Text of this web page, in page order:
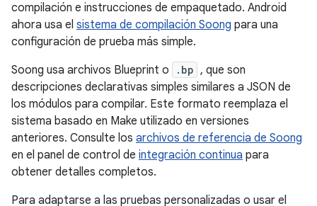
compilación e instrucciones de empaquetado. Android
ahora usa el sistema de compilación Soong para una
configuración de prueba más simple.
Soong usa archivos Blueprint o
.bp , que son
descripciones declarativas simples similares a JSON de
los módulos para compilar. Este formato reemplaza el
sistema basado en Make utilizado en versiones
anteriores. Consulte los archivos de referencia de Soong
en el panel de control de integración continua para
obtener detalles completos.
Para adaptarse a las pruebas personalizadas o usar el